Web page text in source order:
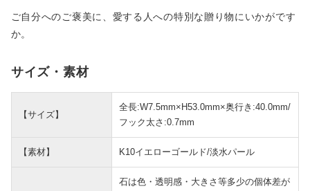
ご自分へのご褒美に、愛する人への特別な贈り物にいかがです
か。
サイズ・素材
【サイズ】
全長:W7.5mm×H53.0mm×奥行き:40.0mm/
フック太さ:0.7mm
【素材】 K10イエローゴールド/淡水パール
石は色・透明感・大きさ等多少の個体差が